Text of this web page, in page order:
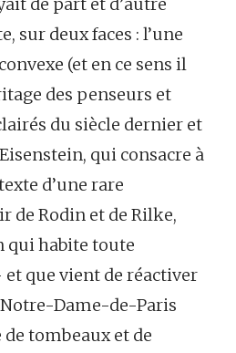
sur deux faces : l’une
(et en ce sens il
des penseurs et
du siècle dernier et
qui consacre à
d’une rare
de Rodin et de Rilke,
qui habite toute
et que vient de réactiver
Dame-de-Paris
de tombeaux et de